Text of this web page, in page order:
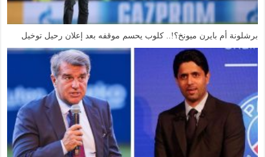
برشلونة أم بايرن ميونخ؟!.. كلوب يحسم موقفه بعد إعلان رحيل توخيل